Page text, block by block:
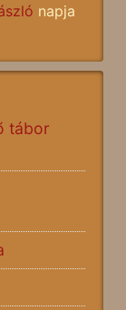
napja
tábor